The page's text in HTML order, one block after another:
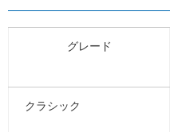
グレード
クラシック